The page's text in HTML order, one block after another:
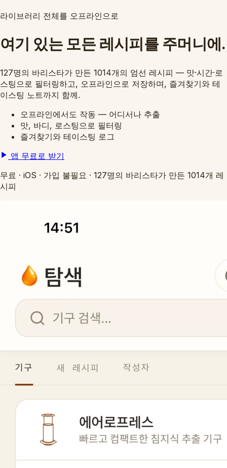
라이브러리 전체를 오프라인으로
여기 있는 모든 레시피를 주머니에.
127명의 바리스타가 만든 1014개의 엄선 레시피 — 맛·시간·로
스팅으로 필터링하고, 오프라인으로 저장하며, 즐겨찾기와 테
이스팅 노트까지 함께.
오프라인에서도 작동 — 어디서나 추출
맛, 바디, 로스팅으로 필터링
즐겨찾기와 테이스팅 로그
앱 무료로 받기
무료 · iOS · 가입 불필요 · 127명의 바리스타가 만든 1014개 레
시피